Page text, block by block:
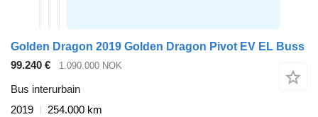
Golden Dragon 2019 Golden Dragon Pivot EV EL Buss
99.240 €
1.090.000 NOK
Bus interurbain
2019
254.000 km